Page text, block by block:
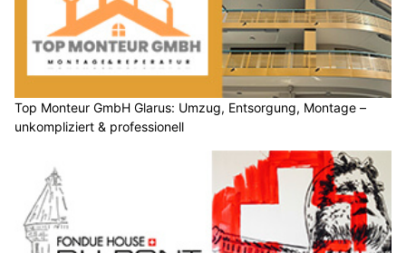
Top Monteur GmbH Glarus: Umzug, Entsorgung, Montage –
unkompliziert & professionell